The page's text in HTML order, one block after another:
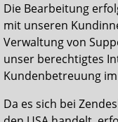
Die Bearbeitung
mit unseren
Verwaltung von
unser berechtigtes
Kundenbetreuung
Da es sich bei